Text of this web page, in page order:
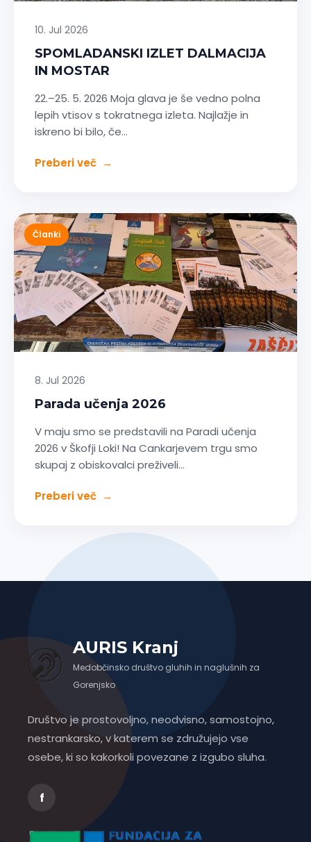
10. Jul 2026
SPOMLADANSKI IZLET DALMACIJA
IN MOSTAR
22.–25. 5. 2026 Moja glava je še vedno polna
lepih vtisov s tokratnega izleta. Najlažje in
iskreno bi bilo, če…
Preberi več →
Članki
8. Jul 2026
Parada učenja 2026
V maju smo se predstavili na Paradi učenja
2026 v Škofji Loki! Na Cankarjevem trgu smo
skupaj z obiskovalci preživeli…
Preberi več →
AURIS Kranj
Medobčinsko društvo gluhih in naglušnih za
Gorenjsko
Društvo je prostovoljno, neodvisno, samostojno,
nestrankarsko, v katerem se združujejo vse
osebe, ki so kakorkoli povezane z izgubo sluha.
f